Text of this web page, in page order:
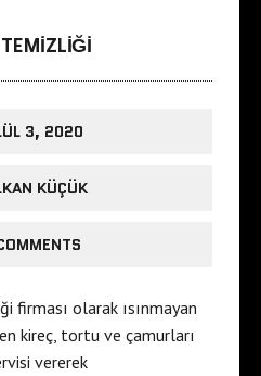
3, 2020
KÜÇÜK
firması olarak ısınmayan
kireç, tortu ve çamurları
vererek